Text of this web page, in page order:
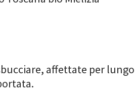
affettate per